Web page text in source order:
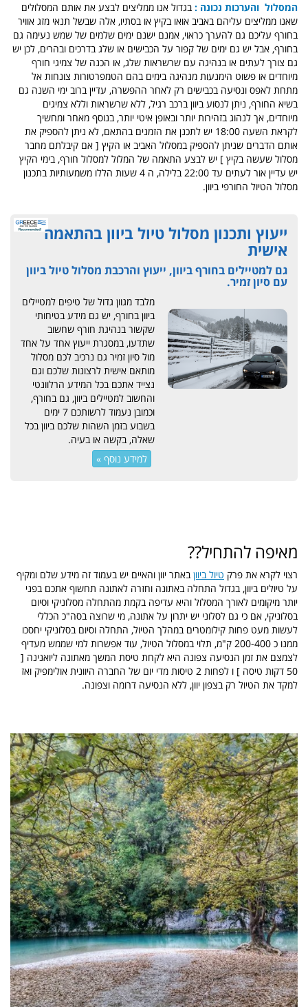
המסלול והערכות נכונה :בגדול אנו ממליצים לבצע את אותם המסלולים
שאנו ממליצים עליהם באביב אואו בקיץ או בסתיו, אלה שבשל תנאי מזג אוויר
בחורף עליכם גם להערך כראוי, אמנם ישנם ימים שלמים של שמש נעימה גם
בחורף, אבל יש גם ימים של קפור על הכבישים או שלג בדרכים ובהרים, לכן יש
גם צורך לעתים או בנהיגה עם שרשראות שלג, או הכנה של צמיגי חורף
מיוחדים או פשוט הימנעות מנהיגה בימים בהם הטמפרטורות צונחות אל
מתחת לאפס ונסיעה בכבישים רק לאחר ההפשרה, עדיין ברוב ימי השנה גם
בשיא החורף, ניתן לנסוע ביוון ברכב רגיל, ללא שרשראות וללא צמיגים
מיוחדים, אך לנהוג בזהירות יותר ובאופן איטי יותר, בנוסף מאחר ומחשיך
לקראת השעה 18:00 יש לתכנן את הזמנים בהתאם, לא ניתן להספיק את
אותם הדברים שניתן להספיק במסלול האביב או הקיץ [ אם קיבלתם מחבר
מסלול שעשה בקיץ ] יש לבצע התאמה של המלול למסלול חורף, בימי הקיץ
יש עדיין אור לעתים עד 22:00 בלילה, ה 4 שעות הללו משמעותיות בתכנון
מסלול הטיול החורפי ביוון.
ייעוץ ותכנון מסלול טיול ביוון בהתאמה
אישית
גם למטיילים בחורף ביוון, ייעוץ והרכבת מסלול טיול ביוון
עם סיון זמיר.
מלבד מגוון גדול של טיפים למטיילים
ביוון בחורף, יש גם מידע בטיחותי
שקשור בנהיגת חורף שחשוב
שתדעו, במסגרת ייעוץ אחד על אחד
מול סיון זמיר גם נרכיב לכם מסלול
מותאם אישית לרצונות שלכם וגם
נצייד אתכם בכל המידע הרלוונטי
והחשוב למטיילים ביוון, גם בחורף,
וכמובן נעמוד לרשותכם 7 ימים
בשבוע בזמן השהות שלכם ביוון בכל
שאלה, בקשה או בעיה.
למידע נוסף »
מאיפה להתחיל??
רצוי לקרא את פרק טיול ביווןבאתר יוון והאיים יש בעמוד זה מידע שלם ומקיף
על טיולים ביוון, בגדול התחלה באתונה וחזרה לאתונה תחשוף אתכם בפני
יותר מיקומים לאורך המסלול והיא עדיפה בקמת מהתחלה מסלוניקי וסיום
בסלוניקי, אם כי גם לסלוני יש יתרון על אתונה, מי שרוצה בסה"כ הכללי
לעשות מעט פחות קילומטרים במהלך הטיול, התחלה וסיום בסלוניקי יחסכו
ממנו כ 200-400 ק"מ, תלוי במסלול הטיול, עוד אפשרות למי שממש מעדיף
לצמצם את זמן הנסיעה צפונה היא לקחת טיסת המשך מאתונה ליואנינה [
50 דקות טיסה ] ו לפחות 2 טיסות מדי יום של החברה היוונית אולימפיק ואז
למקד את הטיול רק בצפון יוון, ללא הנסיעה דרומה וצפונה.